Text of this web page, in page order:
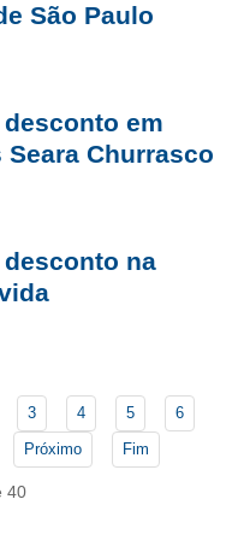
São Paulo
em
Churrasco
desconto na
3 4 5
6
Próximo Fim
40